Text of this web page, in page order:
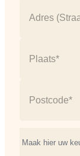
(Vereist)